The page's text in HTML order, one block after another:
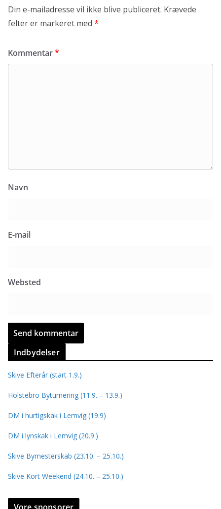
Din e-mailadresse vil ikke blive publiceret. Krævede
felter er markeret med *
Kommentar*
Navn
E-mail
Websted
Indbydelser
Skive Efterår (start 1.9.)
Holstebro Byturnering (11.9. – 13.9.)
DM i hurtigskak i Lemvig (19.9)
DM i lynskak i Lemvig (20.9.)
Skive Bymesterskab (23.10. – 25.10.)
Skive Kort Weekend (24.10. – 25.10.)